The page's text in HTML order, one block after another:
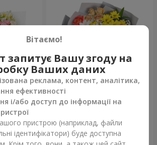
Букет "Ми та літо"
1 621 грн
Вітаємо!
запитує Вашу згоду на
Ваших даних
реклама, контент, аналітика,
ефективності
і/або доступ до інформації на
пристрою (наприклад, файли
ідентифікатори) буде доступна